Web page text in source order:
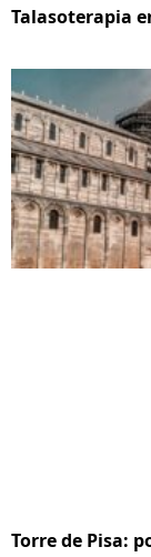
Talasoterapia
Torre de Pisa: